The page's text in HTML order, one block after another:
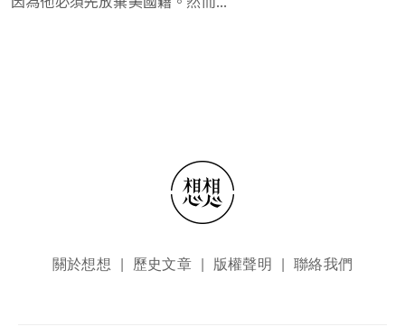
頁尾選單關於想想 歷史文章 版權聲明 聯絡我們